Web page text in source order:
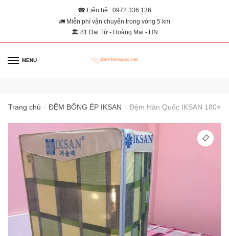
☎ Liên hệ : 0972 336 136
🚛 Miễn phí vận chuyển trong vòng 5 km
🏛 81 Đại Từ - Hoàng Mai - HN
MENU
Trang chủ / ĐỆM BÔNG ÉP IKSAN / Đệm Hàn Quốc IKSAN